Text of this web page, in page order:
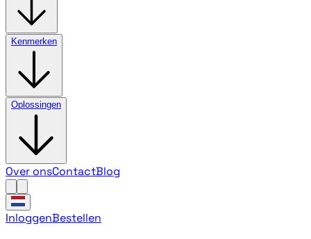
Kenmerken
Oplossingen
Over onsContactBlog
InloggenBestellen